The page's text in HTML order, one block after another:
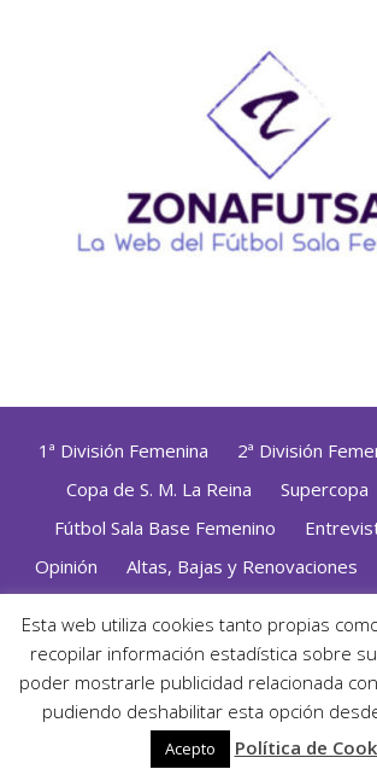
1ª División Femenina 2ª División
Copa de S. M. La Reina
Supercopa
Fútbol Sala Base Femenino
Opinión
Altas, Bajas y Renovaciones
Política de Privacidad|Uso de
Diseñado con mimo y esmero por
Jorge
con WordPress
· ©2026 Zonafutsal ·
Esta web utiliza cookies tanto propias
recopilar información estadística sobre
poder mostrarle publicidad relacionada
pudiendo deshabilitar esta opción
Acepto Política de